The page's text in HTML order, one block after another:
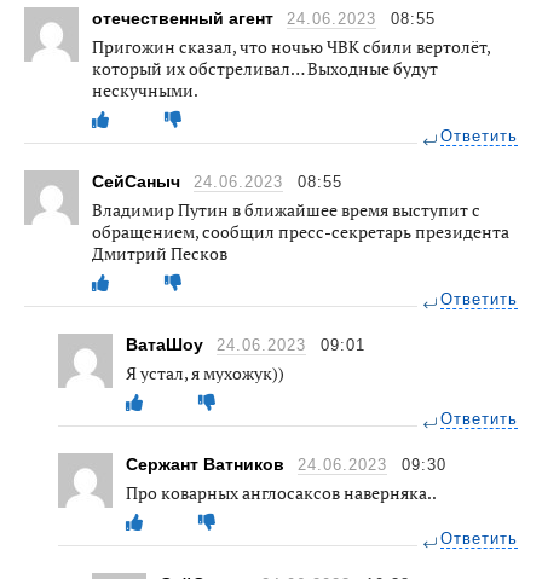
отечественный агент 24.06.2023 08:55
Пригожин сказал, что ночью ЧВК сбили вертолёт,
который их обстреливал… Выходные будут
нескучными.
Ответить
СейСаныч 24.06.2023 08:55
Владимир Путин в ближайшее время выступит с
обращением, сообщил пресс-секретарь президента
Дмитрий Песков
Ответить
ВатаШоу 24.06.2023 09:01
Я устал, я мухожук))
Ответить
Сержант Ватников 24.06.2023 09:30
Про коварных англосаксов наверняка..
Ответить